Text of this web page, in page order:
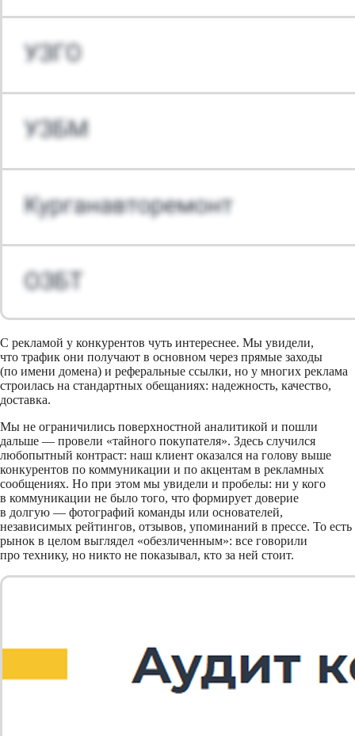
С рекламой у конкурентов чуть интереснее. Мы увидели,
что трафик они получают в основном через прямые заходы
(по имени домена) и реферальные ссылки, но у многих реклама
строилась на стандартных обещаниях: надежность, качество,
доставка.
Мы не ограничились поверхностной аналитикой и пошли
дальше — провели «тайного покупателя». Здесь случился
любопытный контраст: наш клиент оказался на голову выше
конкурентов по коммуникации и по акцентам в рекламных
сообщениях. Но при этом мы увидели и пробелы: ни у кого
в коммуникации не было того, что формирует доверие
в долгую — фотографий команды или основателей,
независимых рейтингов, отзывов, упоминаний в прессе. То есть
рынок в целом выглядел «обезличенным»: все говорили
про технику, но никто не показывал, кто за ней стоит.